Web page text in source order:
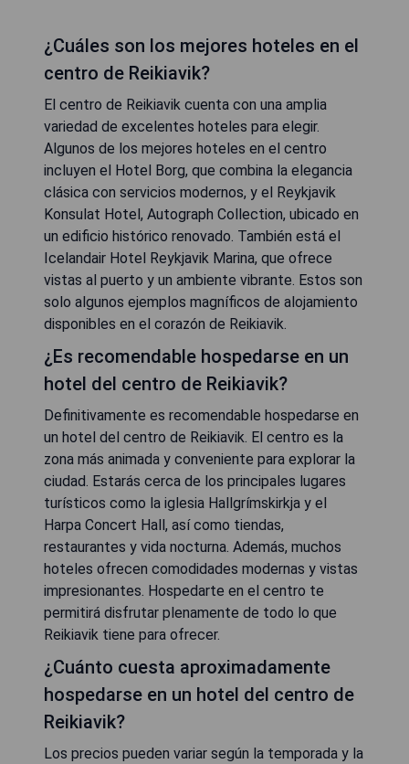
¿Cuáles son los mejores hoteles en el
centro de Reikiavik?
El centro de Reikiavik cuenta con una amplia
variedad de excelentes hoteles para elegir.
Algunos de los mejores hoteles en el centro
incluyen el Hotel Borg, que combina la elegancia
clásica con servicios modernos, y el Reykjavik
Konsulat Hotel, Autograph Collection, ubicado en
un edificio histórico renovado. También está el
Icelandair Hotel Reykjavik Marina, que ofrece
vistas al puerto y un ambiente vibrante. Estos son
solo algunos ejemplos magníficos de alojamiento
disponibles en el corazón de Reikiavik.
¿Es recomendable hospedarse en un
hotel del centro de Reikiavik?
Definitivamente es recomendable hospedarse en
un hotel del centro de Reikiavik. El centro es la
zona más animada y conveniente para explorar la
ciudad. Estarás cerca de los principales lugares
turísticos como la iglesia Hallgrímskirkja y el
Harpa Concert Hall, así como tiendas,
restaurantes y vida nocturna. Además, muchos
hoteles ofrecen comodidades modernas y vistas
impresionantes. Hospedarte en el centro te
permitirá disfrutar plenamente de todo lo que
Reikiavik tiene para ofrecer.
¿Cuánto cuesta aproximadamente
hospedarse en un hotel del centro de
Reikiavik?
Los precios pueden variar según la temporada y la